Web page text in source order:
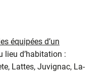
équipées d’un
lieu d’habitation :
Lattes, Juvignac, La-